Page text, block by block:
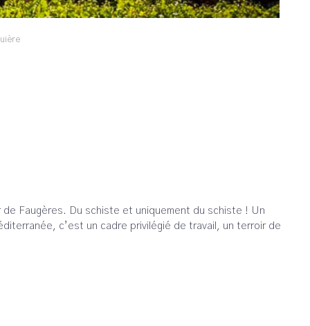
Faugères. Du schiste et uniquement du schiste ! Un
c’est un cadre privilégié de travail, un terroir de